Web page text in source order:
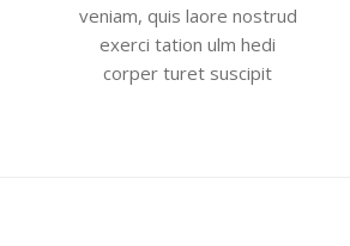
veniam, quis laore nostrud
exerci tation ulm hedi
corper turet suscipit